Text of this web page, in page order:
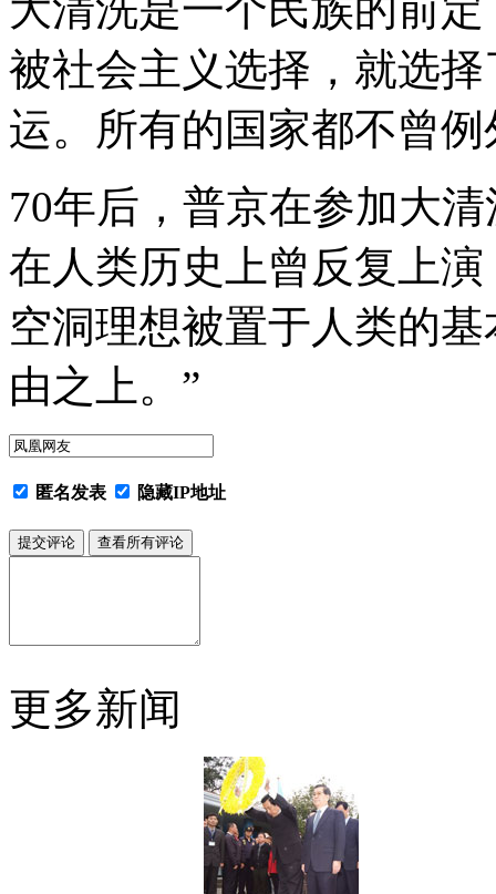
被社会主义选择，就选
运。所有的国家都不曾例
70年后，普京在参加大
在人类历史上曾反复上
空洞理想被置于人类的
由之上。”
匿名发表 隐藏IP地址
更多新闻